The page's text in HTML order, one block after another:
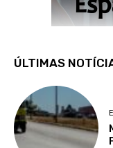
ÚLTIMAS